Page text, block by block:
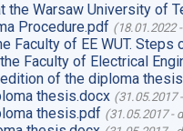
the Warsaw University of
Procedure.pdf (18.01.2022
Faculty of EE WUT.
Faculty of Electrical
of the diploma
thesis.docx (31.05.2017
thesis.pdf (31.05.2017-